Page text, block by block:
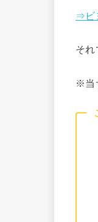
⇒ビ
それ
※当